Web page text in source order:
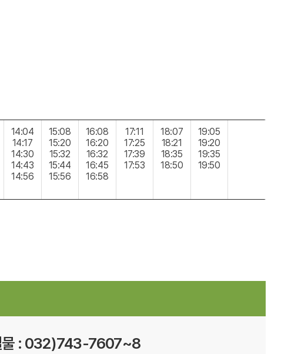
14:04
14:17
14:30
14:43
14:56
15:08
15:20
15:32
15:44
15:56
16:08
16:20
16:32
16:45
16:58
17:11
17:25
17:39
17:53
18:07
18:21
18:35
18:50
19:05
19:20
19:35
19:50
: 032)743-7607~8